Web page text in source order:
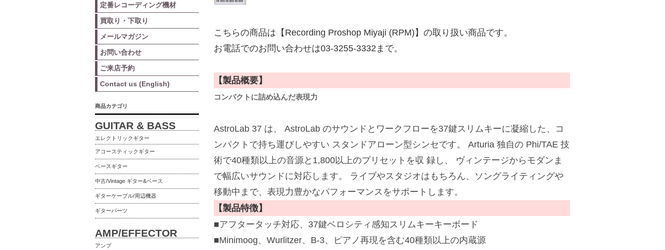
こちらの商品は【Recording Proshop Miyaji (RPM)】の取り扱い商品です。
お電話でのお問い合わせは03-3255-3332まで。
【製品概要】
コンパクトに詰め込んだ表現力
AstroLab 37 は、 AstroLab のサウンドとワークフローを37鍵スリムキーに凝縮した、コ
ンパクトで持ち運びしやすい スタンドアローン型シンセです。 Arturia 独自の Phi/TAE 技
術で40種類以上の音源と1,800以上のプリセットを収 録し、 ヴィンテージからモダンま
で幅広いサウンドに対応します。 ライブやスタジオはもちろん、ソングライティングや
移動中まで、表現力豊かなパフォーマンスをサポートします。
【製品特徴】
■アフタータッチ対応、37鍵ベロシティ感知スリムキーキーボード
■Minimoog、Wurlitzer、B-3、ピアノ再現を含む40種類以上の内蔵源
定番レコーディング機材
買取り・下取り
メールマガジン
お問い合わせ
ご来店予約
Contact us (English)
商品カテゴリ
GUITAR & BASS
エレクトリックギター
アコースティックギター
ベースギター
中古/Vintage ギター&ベース
ギターケーブル/周辺機器
ギターパーツ
AMP/EFFECTOR
アンプ